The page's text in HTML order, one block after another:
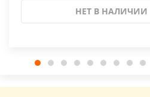
НЕТ В НАЛИЧИИ